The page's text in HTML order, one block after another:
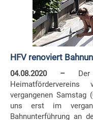
HFV renoviert
04.08.2020 – Der
vergangenen Samstag
uns erst im
Bahnunterführung an